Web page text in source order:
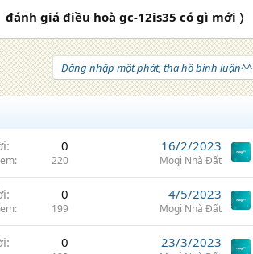
đánh giá điều hoà gc-12is35 có gì mới 〉
Đăng nhập một phát, tha hồ bình luận^^
0
220
16/2/2023
Mogi Nhà Đất
0
199
4/5/2023
Mogi Nhà Đất
0 23/3/2023